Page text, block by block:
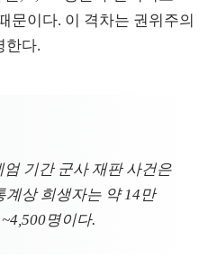
문이다. 이 격차는 권위주의
한다.
기간 군사 재판 사건은
계상 희생자는 약 14만
명이다.